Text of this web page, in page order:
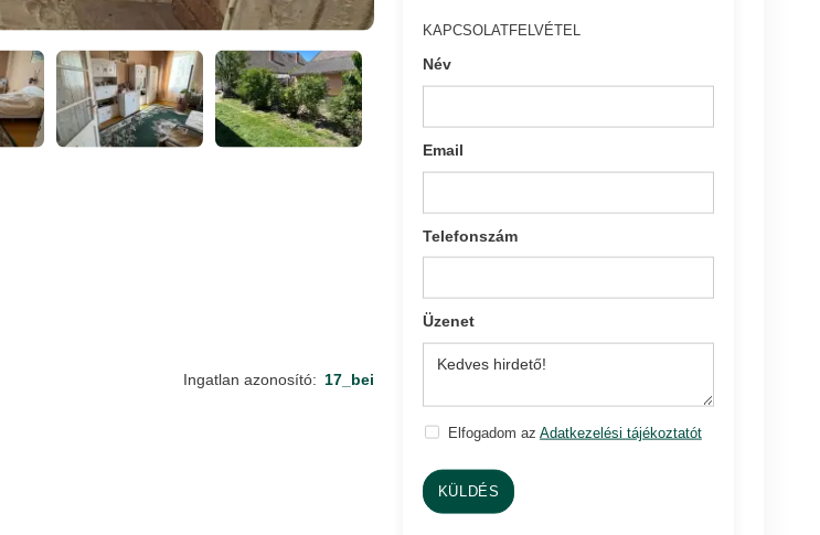
KAPCSOLATFELVÉTEL
Név
Email
Telefonszám
Üzenet
Elfogadom az Adatkezelési tájékoztatót
KÜLDÉS
Ingatlan azonosító: 17_bei